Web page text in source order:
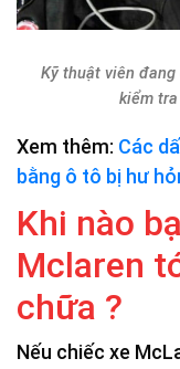
Kỹ thuật viên
kiểm
Xem thêm: Các
bằng ô tô bị hư
Khi nào
Mclaren
chữa ?
Nếu chiếc xe